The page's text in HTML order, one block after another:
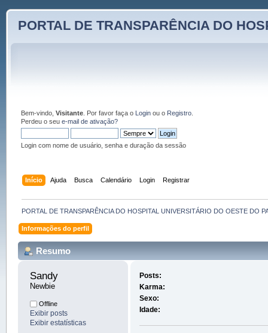
PORTAL DE TRANSPARÊNCIA DO
Bem-vindo, Visitante. Por favor faça o Loginou o Registro.
Perdeu o seu e-mail de ativação?
Login com nome de usuário, senha e duração da sessão
Início Ajuda Busca Calendário Login Registrar
PORTAL DE TRANSPARÊNCIA DO HOSPITAL UNIVERSITÁRIO DO OESTE DO
Informações do perfil
Resumo
Sandy
Newbie
Offline
Exibir posts
Exibir estatísticas
Posts:
Karma:
Sexo:
Idade: